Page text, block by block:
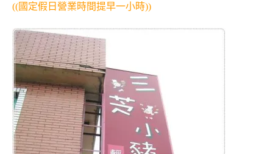
((國定假日營業時間提早一小時))